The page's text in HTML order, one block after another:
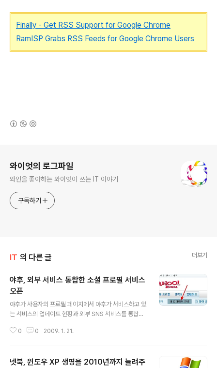
Finally - Get RSS Support for Google Chrome
RamISP Grabs RSS Feeds for Google Chrome Users
와이엇의 로그파일
와인을 좋아하는 와이엇이 쓰는 IT 이야기
구독하기
IT 의 다른 글 더보기
야후, 외부 서비스 통합한 소셜 프로필 서비스
오픈
야후가 사용자의 프로필 페이지에서 야후가 서비스하고 있
는 서비스의 업데이트 현황과 외부 SNS 서비스를 통합해
했습니다. 야후 계정이 있는 사용자는 자신의 프로필 페이
t.fm, Pandora, Vimeo, Yelp 같은 외부 서비스를 사용
0 0 2009. 1. 21.
넷북, 윈도우 XP 생명을 2010년까지 늘려주